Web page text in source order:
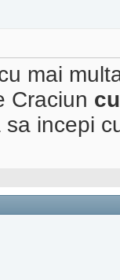
mai
Craciun
incepi